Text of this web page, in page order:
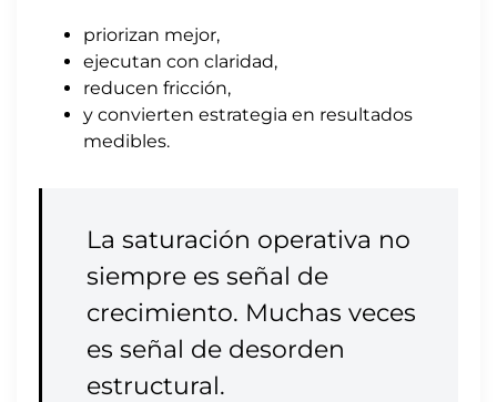
priorizan mejor,
ejecutan con claridad,
reducen fricción,
y convierten estrategia en resultados
medibles.
La saturación operativa no
siempre es señal de
crecimiento. Muchas veces
es señal de desorden
estructural.